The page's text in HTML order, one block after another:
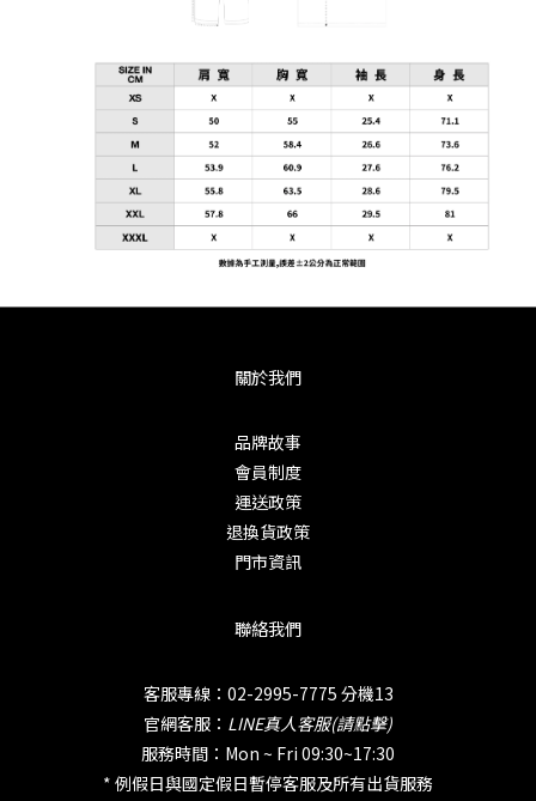
關於我們
品牌故事
會員制度
運送政策
退換貨政策
門市資訊
聯絡我們
客服專線：02-2995-7775 分機13
官網客服： LINE真人客服(請點擊)
服務時間：Mon ~ Fri 09:30~17:30
* 例假日與國定假日暫停客服及所有出貨服務